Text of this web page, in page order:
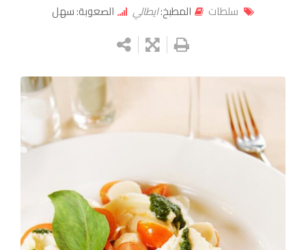
سلطات المطبخ:ايطالي الصعوبة: سهل
Google+
Whatsapp
StumbleUpon
Tumblr